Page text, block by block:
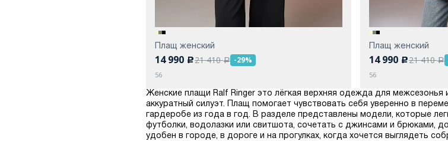
Плащ женский
14 990 c21 410a -29%
56
Плащ женский
14 990 c21 410a
56
Женские плащи Ralf Ringer это лёгкая верхняя одежда для
аккуратный силуэт. Плащ помогает чувствовать себя уверенно в
гардеробе из года в год. В разделе представлены модели, которые
футболки, водолазки или свитшота, сочетать с джинсами и брюками,
удобен в городе, в дороге и на прогулках, когда хочется выглядеть